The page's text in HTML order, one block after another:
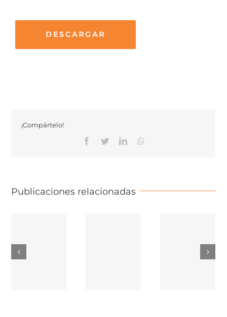
DESCARGAR
¡Compártelo!
Facebook
TwitterLinkedinWhatsapp
Publicaciones relacionadas